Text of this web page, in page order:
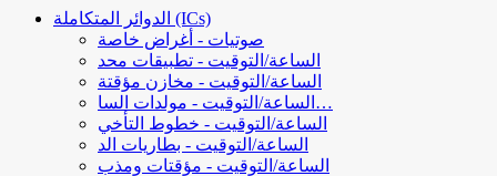
الدوائر المتكاملة (ICs)
صوتيات - أغراض خاصة
الساعة/التوقيت - تطبيقات محد
الساعة/التوقيت - مخازن مؤقتة
الساعة/التوقيت - مولدات السا…
الساعة/التوقيت - خطوط التأخي
الساعة/التوقيت - بطاريات الد
الساعة/التوقيت - مؤقتات ومذب